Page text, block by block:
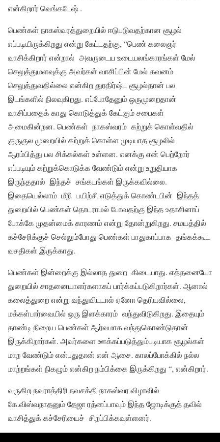
என்கிறார் வெங்கடேஷ் .
பெண்கள் நாகஸ்வரத்துறையில் ஈடுபடுவதற்கான சூழல்
எப்படியிருக்கிறது என்று கேட்டதற்கு, “பெண் கலைஞர்
வாசிக்கிறார் என்றால் அவருடைய உடையலங்காரங்கள் மேல்
செலுத்துமளவுக்கு அவர்கள் வாசிப்பின் மேல் கவனம்
செலுத்துவதில்லை என்கிற துரதிர்ஷ்ட சூழல்தான் பல
இடங்களில் நிலவுகிறது. எப்போதேனும் ஒருமுறைதான்
வாசிப்பதைக் காது கொடுத்துக் கேட்கும் சபைகள்
அமைகின்றன. பெண்கள் நாகஸ்வரம் கற்றுக் கொள்வதில்
குருகுல முறையில் கற்றுக் கொள்ள முடியாத சூழலில்
ஆரம்பித்து பல சிக்கல்கள் உள்ளன. எனக்கு என் பெற்றோர்
எப்படியும் கற்றுக்கொடுக்க வேண்டும் என்று உறுதியாக
இருந்ததால் இந்தச் சங்கடங்கள் இருக்கவில்லை.
இதையெல்லாம் மீறி பயிற்சி எடுத்துக் கொண்டபின் இந்தத்
துறையில் பெண்கள் தொடராமல் போவதற்கு இந்த உதாசினாப்
போக்கே முதன்மைக் காரணம் என்று தோன்றுகிறது. சமயத்தில்
கச்சேரிக்குச் செல்லும்போது பெண்கள் பாதுகாப்பாக தங்கக்கூட
வசதிகள் இருக்காது.
பெண்கள் இன்றைக்கு இல்லாத துறை கிடையாது. எத்தனையோ
துறையில் சாதனையாளர்களாகப் பார்க்கப்படுகிறார்கள். ஆனால்
கலைத்துறை என்று வந்துவிடடால் ஏனோ தெரியவில்லை,
மக்கள்பார்வையில் ஒரு இளக்காரம் வந்துவிடுகிறது. இதையும்
தாண்டி நிறைய பெண்கள் ஆர்வமாக வந்துகொண்டுதான்
இருக்கிறார்கள். அவர்களை ஊக்கப்படுத்தும்படியாக சூழல்கள்
மாற வேண்டும் என்பதுதான் என் ஆசை. காலப்போக்கில் நல்ல
மாற்றங்கள் நிகழும் என்கிற நம்பிக்கை இருக்கிறது “, என்கிறார்.
வருகிற நவராத்திரி நவசக்தி நாகஸ்வர விழாவில்
கே.விஸ்வநாதனும் தேஜா ரத்னப்பாவும் இந்த ஜோடிக்குத் தவில்
வாசித்துக் கச்சேரியைச் சிறப்பிக்கவுள்ளனர்.